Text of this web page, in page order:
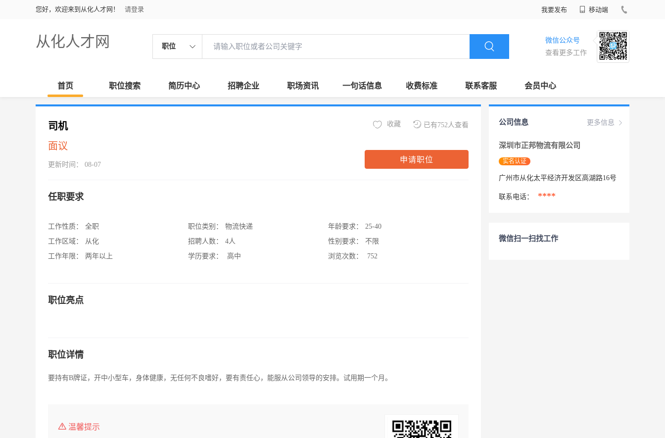
您好，欢迎来到从化人才网！ 请登录 我要发布 移动端
从化人才网 职位
微信公众号
查看更多工作
首页 职位搜索 简历中心 招聘企业 职场资讯 一句话信息 收费标准 联系客服 会员中心
司机
面议
更新时间： 08-07
已有752人查看
收藏
申请职位
任职要求
工作性质：
全职
工作区域：
从化
工作年限：
两年以上
职位类别：
物流快递
招聘人数：
4人
学历要求：
高中
年龄要求：
25-40
性别要求：
不限
浏览次数：
752
职位亮点
职位详情
要持有B牌证，开中小型车，身体健康，无任何不良嗜好，要有责任心，能服从公司领导的安排。试用期一个月。
温馨提示
更多信息
公司信息
深圳市正邦物流有限公司
实名认证
广州市从化太平经济开发区高湖路16号
联系电话： ****
微信扫一扫找工作